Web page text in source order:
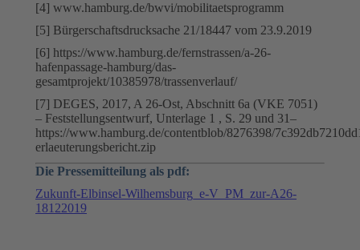
[4] www.hamburg.de/bwvi/mobilitaetsprogramm
[5] Bürgerschaftsdrucksache 21/18447 vom 23.9.2019
[6] https://www.hamburg.de/fernstrassen/a-26-
hafenpassage-hamburg/das-
gesamtprojekt/10385978/trassenverlauf/
[7] DEGES, 2017, A 26-Ost, Abschnitt 6a (VKE 7051)
– Feststellungsentwurf, Unterlage 1 , S. 29 und 31–
https://www.hamburg.de/contentblob/8276398/
erlaeuterungsbericht.zip
Die Pressemitteilung als pdf:
Zukunft-Elbinsel-Wilhemsburg_e-V_PM_zur-A26-
18122019